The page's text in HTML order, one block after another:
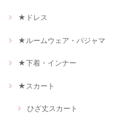
★ドレス
★ルームウェア・パジャマ
★下着・インナー
★スカート
ひざ丈スカート